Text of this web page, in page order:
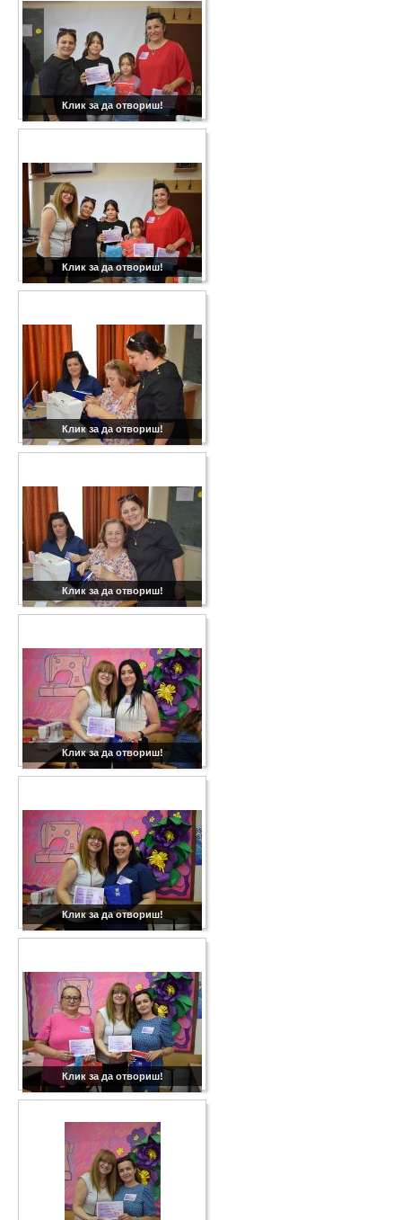
Клик за да отвориш!
Клик за да отвориш!
Клик за да отвориш!
Клик за да отвориш!
Клик за да отвориш!
Клик за да отвориш!
Клик за да отвориш!